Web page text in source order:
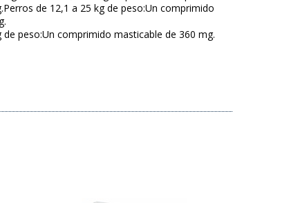
de 12,1 a 25 kg de peso:Un comprimido
peso:Un comprimido masticable de 360 mg.